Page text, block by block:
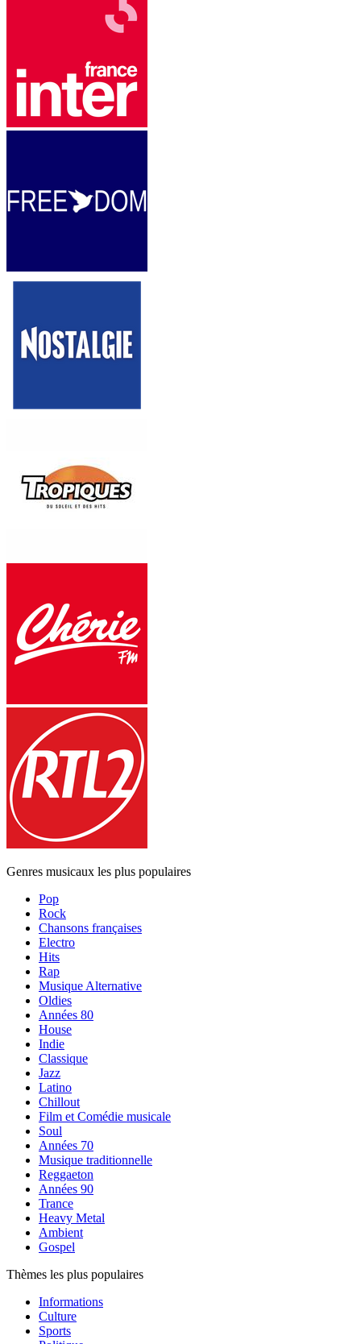
Genres musicaux les plus populaires
Pop
Rock
Chansons françaises
Electro
Hits
Rap
Musique Alternative
Oldies
Années 80
House
Indie
Classique
Jazz
Latino
Chillout
Film et Comédie musicale
Soul
Années 70
Musique traditionnelle
Reggaeton
Années 90
Trance
Heavy Metal
Ambient
Gospel
Thèmes les plus populaires
Informations
Culture
Sports